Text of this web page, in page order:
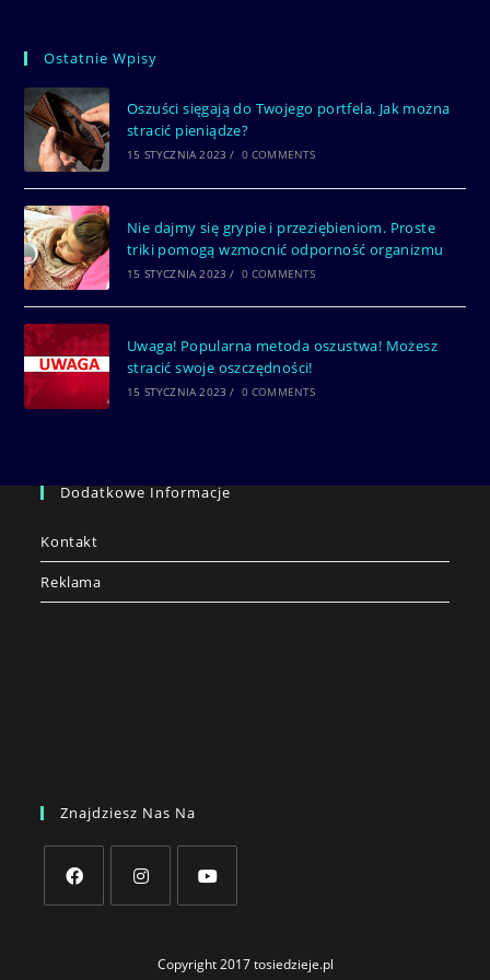
Ostatnie Wpisy
Oszuści sięgają do Twojego portfela. Jak można
stracić pieniądze?
15 STYCZNIA 2023 / 0 COMMENTS
Nie dajmy się grypie i przeziębieniom. Proste
triki pomogą wzmocnić odporność organizmu
15 STYCZNIA 2023 / 0 COMMENTS
Uwaga! Popularna metoda oszustwa! Możesz
stracić swoje oszczędności!
15 STYCZNIA 2023 / 0 COMMENTS
Dodatkowe Informacje
Kontakt
Reklama
Znajdziesz Nas Na
a
Copyright 2017 tosiedzieje.pl